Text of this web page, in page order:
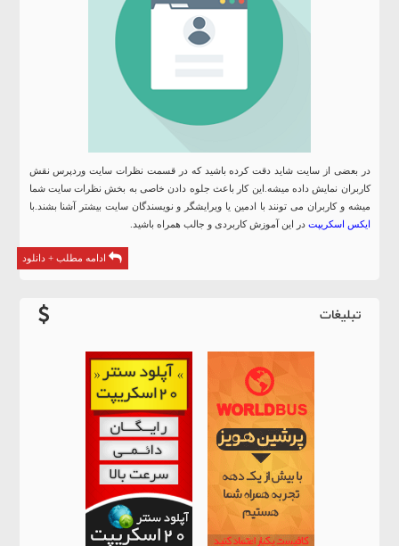
در بعضی از سایت شاید دقت کرده باشید که در قسمت نظرات سایت وردپرس نقش
کاربران نمایش داده میشه.این کار باعث جلوه دادن خاصی به بخش نظرات سایت شما
میشه و کاربران می تونند با ادمین یا ویرایشگر و نویسندگان سایت بیشتر آشنا بشند.با
ایکس اسکریپت در این آموزش کاربردی و جالب همراه باشید.
ادامه مطلب + دانلود
تبلیغات